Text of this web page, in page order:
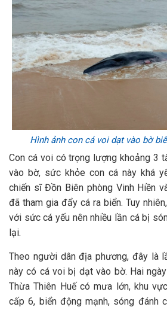
Hình ảnh con cá voi dạt vào bờ
Con cá voi có trọng lượng khoảng 3
vào bờ, sức khỏe con cá này khá
chiến sĩ Đồn Biên phòng Vinh Hiền
đã tham gia đẩy cá ra biển. Tuy
với sức cá yếu nên nhiều lần cá bị
lại.
Theo người dân địa phương, đây là
này có cá voi bị dạt vào bờ. Hai
Thừa Thiên Huế có mưa lớn, khu
cấp 6, biển động mạnh, sóng đánh